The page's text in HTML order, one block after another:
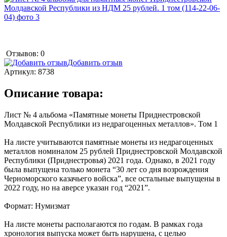
Отзывов: 0
Добавить отзыв
Артикул: 8738
Описание товара:
Лист № 4 альбома «Памятные монеты Приднестровской
Молдавской Республики из недрагоценных металлов». Том 1
На листе учитываются памятные монеты из недрагоценных
металлов номиналом 25 рублей Приднестровской Молдавской
Республики (Приднестровья) 2021 года. Однако, в 2021 году
была выпущена только монета “30 лет со дня возрождения
Черноморского казачьего войска”, все остальные выпущены в
2022 году, но на аверсе указан год “2021”.
Формат: Нумизмат
На листе монеты располагаются по годам. В рамках года
хронология выпуска может быть нарушена, с целью